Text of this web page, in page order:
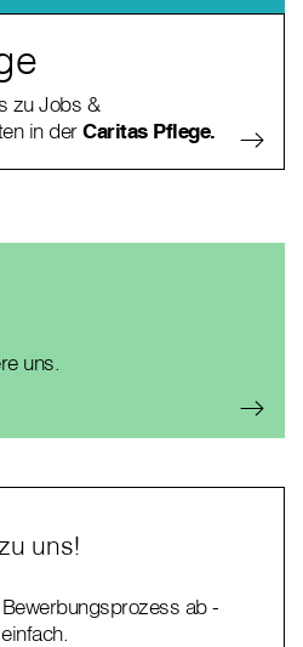
zu Jobs &
in derCaritas Pflege.
uns.
uns!
ab -